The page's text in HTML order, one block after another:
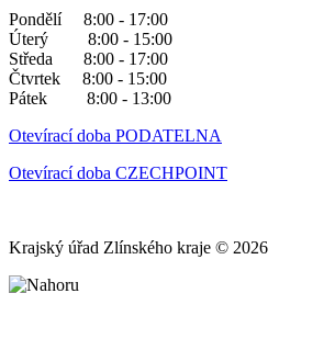
Pondělí 8:00 - 17:00
Úterý 8:00 - 15:00
Středa 8:00 - 17:00
Čtvrtek 8:00 - 15:00
Pátek 8:00 - 13:00
Otevírací doba PODATELNA
Otevírací doba CZECHPOINT
Krajský úřad Zlínského kraje © 2026